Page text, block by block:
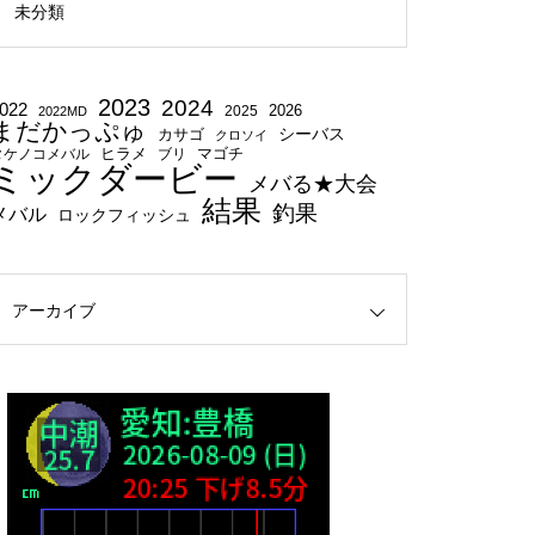
未分類
2022MD 2023 2024 2025 2026
だかっぷゅ カサゴ クロソイ シーバス
ケノコメバル ヒラメ ブリ マゴチ
ックダービー メバる★大会
バル ロックフィッシュ 結果 釣果
アーカイブ